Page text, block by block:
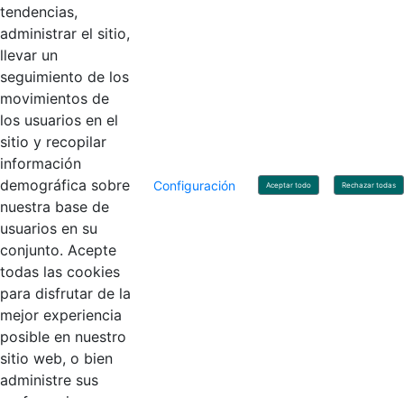
Linkedin
Contacto
Línea de servicio al ciudadano: +57(601) 492 64 00
Correo Institucional:
Correo de notificaciones judiciales:
notificacionjudicial@contaduria.gov.co
Correo de Asuntos disciplinarios:
asuntosdisciplinarios@contaduria.gov.co
Línea Anticorrupción: +57(601) 492 64 00 Ext. 4
Política de privacidad y protección de datos personales
Política de derechos de autor
Términos y condiciones de uso
© Copyright 2026 - Todos los derechos reservados
Gobierno de Colombia
tendencias,
administrar el sitio,
llevar un
seguimiento de los
movimientos de
los usuarios en el
sitio y recopilar
información
demográfica sobre
nuestra base de
usuarios en su
conjunto. Acepte
todas las cookies
para disfrutar de la
mejor experiencia
posible en nuestro
sitio web, o bien
administre sus
Configuración Aceptar todo Rechazar todas